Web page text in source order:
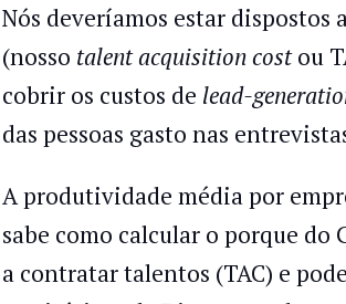
Nós deveríamos estar
(nosso talent acquisition costou
cobrir os custos de lead-
das pessoas gasto nas
A produtividade média por
sabe como calcular o porque do
a contratar talentos (TAC) e